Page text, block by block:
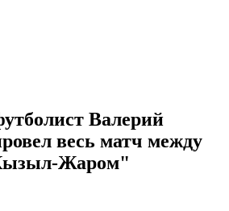
Валерий
весь матч между
Жаром"